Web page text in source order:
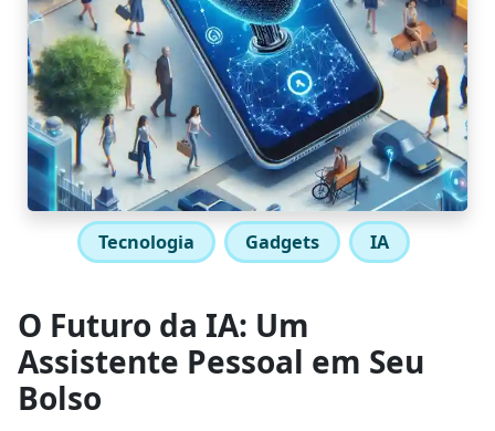
Tecnologia Gadgets IA
O Futuro da IA: Um
Assistente Pessoal em Seu
Bolso